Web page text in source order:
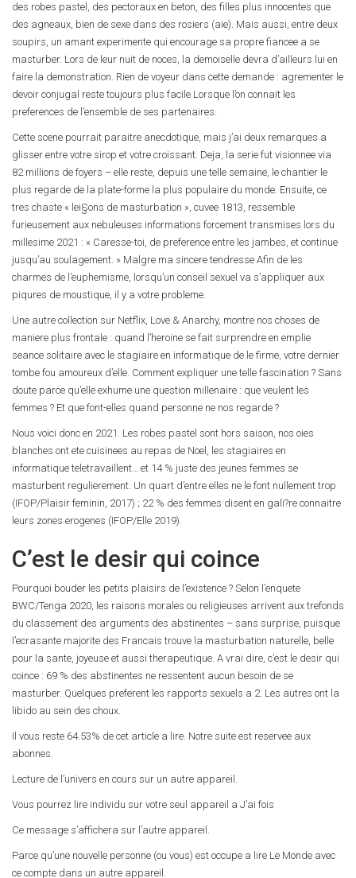
des robes pastel, des pectoraux en beton, des filles plus innocentes que
des agneaux, bien de sexe dans des rosiers (aie). Mais aussi, entre deux
soupirs, un amant experimente qui encourage sa propre fiancee a se
masturber. Lors de leur nuit de noces, la demoiselle devra d’ailleurs lui en
faire la demonstration. Rien de voyeur dans cette demande : agrementer le
devoir conjugal reste toujours plus facile Lorsque l’on connait les
preferences de l’ensemble de ses partenaires.
Cette scene pourrait paraitre anecdotique, mais j’ai deux remarques a
glisser entre votre sirop et votre croissant. Deja, la serie fut visionnee via
82 millions de foyers – elle reste, depuis une telle semaine, le chantier le
plus regarde de la plate-forme la plus populaire du monde. Ensuite, ce
tres chaste « lei§ons de masturbation », cuvee 1813, ressemble
furieusement aux nebuleuses informations forcement transmises lors du
millesime 2021 : « Caresse-toi, de preference entre les jambes, et continue
jusqu’au soulagement. » Malgre ma sincere tendresse Afin de les
charmes de l’euphemisme, lorsqu’un conseil sexuel va s’appliquer aux
piqures de moustique, il y a votre probleme.
Une autre collection sur Netflix, Love & Anarchy, montre nos choses de
maniere plus frontale : quand l’heroine se fait surprendre en emplie
seance solitaire avec le stagiaire en informatique de le firme, votre dernier
tombe fou amoureux d’elle. Comment expliquer une telle fascination ? Sans
doute parce qu’elle exhume une question millenaire : que veulent les
femmes ? Et que font-elles quand personne ne nos regarde ?
Nous voici donc en 2021. Les robes pastel sont hors saison, nos oies
blanches ont ete cuisinees au repas de Noel, les stagiaires en
informatique teletravaillent… et 14 % juste des jeunes femmes se
masturbent regulierement. Un quart d’entre elles ne le font nullement trop
(IFOP/Plaisir feminin, 2017) ; 22 % des femmes disent en gali?re connaitre
leurs zones erogenes (IFOP/Elle 2019).
C’est le desir qui coince
Pourquoi bouder les petits plaisirs de l’existence ? Selon l’enquete
BWC/Tenga 2020, les raisons morales ou religieuses arrivent aux trefonds
du classement des arguments des abstinentes – sans surprise, puisque
l’ecrasante majorite des Francais trouve la masturbation naturelle, belle
pour la sante, joyeuse et aussi therapeutique. A vrai dire, c’est le desir qui
coince : 69 % des abstinentes ne ressentent aucun besoin de se
masturber. Quelques preferent les rapports sexuels a 2. Les autres ont la
libido au sein des choux.
Il vous reste 64.53% de cet article a lire. Notre suite est reservee aux
abonnes.
Lecture de l’univers en cours sur un autre appareil.
Vous pourrez lire individu sur votre seul appareil a J’ai fois
Ce message s’affichera sur l’autre appareil.
Parce qu’une nouvelle personne (ou vous) est occupe a lire Le Monde avec
ce compte dans un autre appareil.